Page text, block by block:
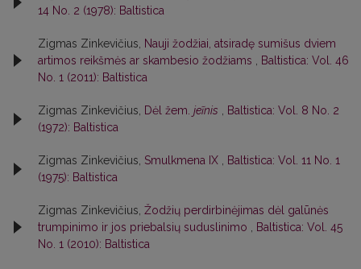
14 No. 2 (1978): Baltistica
Zigmas Zinkevičius,
Nauji žodžiai, atsiradę sumišus dviem
artimos reikšmės ar skambesio žodžiams
Baltistica: Vol. 46
No. 1 (2011): Baltistica
Zigmas Zinkevičius, Dėl žem. jeĩnis
Baltistica: Vol. 8 No. 2
(1972): Baltistica
Zigmas Zinkevičius, Smulkmena IX
Baltistica: Vol. 11 No. 1
(1975): Baltistica
Zigmas Zinkevičius, Žodžių perdirbinėjimas dėl galūnės
trumpinimo ir jos priebalsių suduslinimo
Baltistica: Vol. 45
No. 1 (2010): Baltistica